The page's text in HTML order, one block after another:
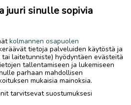
on auttanut
on sellainen, jonka
tehdä töitä. Mies odottaa
harrastukset ovat
juttuja.
juuri sinulle sopivia
kolmannen osapuolen
tietoja palveluiden käytöstä ja
laitetunniste) hyödyntäen evästeitä
tallentamiseen ja lukemiseen
parhaan mahdollisen
mukaisia mainoksia.
tarvitsevat suostumuksesi